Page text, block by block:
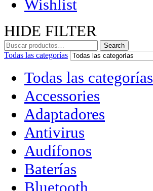
Wishlist
HIDE FILTER
Search
Todas las categorías
Todas las categorías
Accessories
Adaptadores
Antivirus
Audífonos
Baterías
Bluetooth